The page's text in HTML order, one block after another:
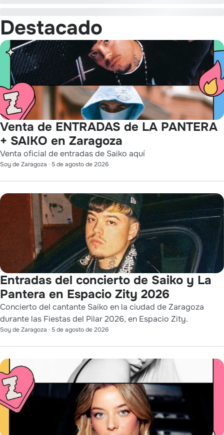
Destacado
Venta de ENTRADAS de LA PANTERA
+ SAIKO en Zaragoza
Venta oficial de entradas de Saiko aquí
Soy de Zaragoza · 5 de agosto de 2026
Entradas del concierto de Saiko y La
Pantera en Espacio Zity 2026
Concierto del cantante Saiko en la ciudad de Zaragoza
durante las Fiestas del Pilar 2026, en Espacio Zity.
Soy de Zaragoza · 5 de agosto de 2026